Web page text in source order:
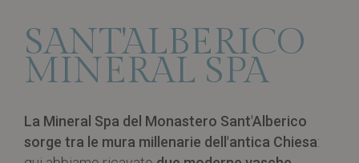
RISTORANTE
GREEN
HOTEL
MONASTERO
RISTORANTE
GREEN
HOTEL
MONASTERO
SANT'ALBERICO
MINERAL SPA
La Mineral Spa del Monastero Sant'Alberico
sorge tra le mura millenarie dell'antica Chiesa: